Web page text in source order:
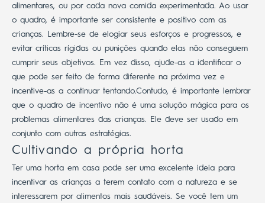
alimentares, ou por cada nova comida experimentada. Ao usar
o quadro, é importante ser consistente e positivo com as
crianças. Lembre-se de elogiar seus esforços e progressos, e
evitar críticas rígidas ou punições quando elas não conseguem
cumprir seus objetivos.
Em vez disso, ajude-as a identificar o
que pode ser feito de forma diferente na próxima vez e
incentive-as a continuar tentando.Contudo, é importante lembrar
que o quadro de incentivo não é uma solução mágica para os
problemas alimentares das crianças. Ele deve ser usado em
conjunto com outras estratégias.
Cultivando a própria horta
Ter uma horta em casa pode ser uma excelente ideia para
incentivar as crianças a terem contato com a natureza e se
interessarem por alimentos mais saudáveis. Se você tem um